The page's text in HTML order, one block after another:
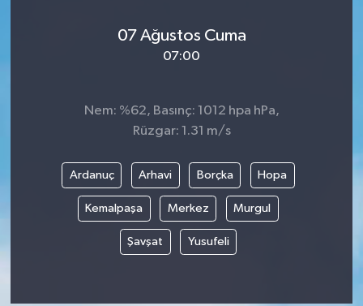
07 Ağustos Cuma
07:00
Nem: %62, Basınç: 1012 hpa hPa,
Rüzgar: 1.31 m/s
Ardanuç Arhavi Borçka Hopa
Kemalpaşa Merkez Murgul
Şavşat Yusufeli
DÜNYA
MEDYA
OTOMOTİV